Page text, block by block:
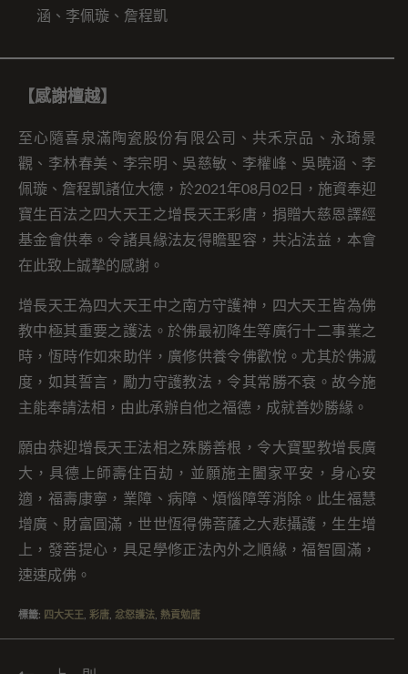
涵、李佩璇、詹程凱
【感謝檀越】
至心隨喜泉滿陶瓷股份有限公司、共禾京品、永琦景
觀、李林春美、李宗明、吳慈敏、李權峰、吳曉涵、李
佩璇、詹程凱諸位大德，於2021年08月02日，施資奉迎
寶生百法之四大天王之增長天王彩唐，捐贈大慈恩譯經
基金會供奉。令諸具緣法友得瞻聖容，共沾法益，本會
在此致上誠摯的感謝。
增長天王為四大天王中之南方守護神，四大天王皆為佛
教中極其重要之護法。於佛最初降生等廣行十二事業之
時，恆時作如來助伴，廣修供養令佛歡悅。尤其於佛滅
度，如其誓言，勵力守護教法，令其常勝不衰。故今施
主能奉請法相，由此承辦自他之福德，成就善妙勝緣。
願由恭迎增長天王法相之殊勝善根，令大寶聖教增長廣
大，具德上師壽住百劫，並願施主闔家平安，身心安
適，福壽康寧，業障、病障、煩惱障等消除。此生福慧
增廣、財富圓滿，世世恆得佛菩薩之大悲攝護，生生增
上，發菩提心，具足學修正法內外之順緣，福智圓滿，
速速成佛。
標籤: 四大天王, 彩唐, 忿怒護法, 熱貢勉唐